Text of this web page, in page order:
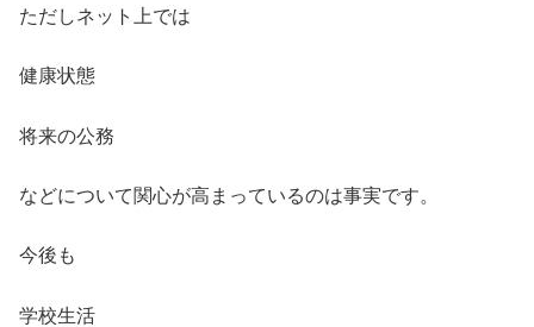
ただしネット上では
健康状態
将来の公務
などについて関心が高まっているのは事実です。
今後も
学校生活